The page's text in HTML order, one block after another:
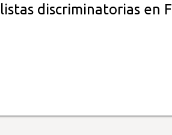
discriminatorias en